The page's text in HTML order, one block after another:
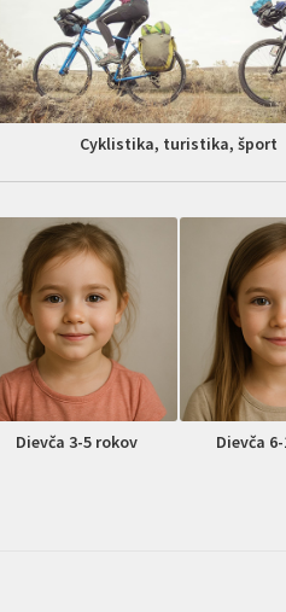
Cyklistika, turistika, šport
Dievča 3-5 rokov Dievča